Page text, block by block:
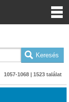
1057-1068 | 1523 találat